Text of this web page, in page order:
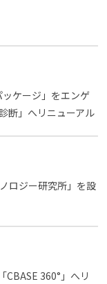
ケージ」をエンゲ
断」へリニューアル
ロジー研究所」を設
360°」へリ